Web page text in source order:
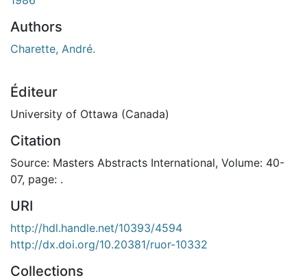
Authors
Charette, André.
Éditeur
University of Ottawa (Canada)
Citation
Source: Masters Abstracts International, Volume: 40-
07, page: .
URI
http://hdl.handle.net/10393/4594
http://dx.doi.org/10.20381/ruor-10332
Collections